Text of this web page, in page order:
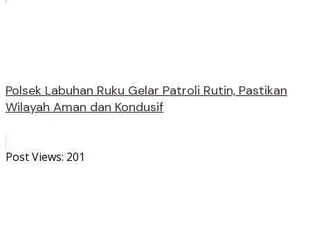
Polsek Labuhan Ruku Gelar Patroli Rutin, Pastikan
Wilayah Aman dan Kondusif
Post Views: 201